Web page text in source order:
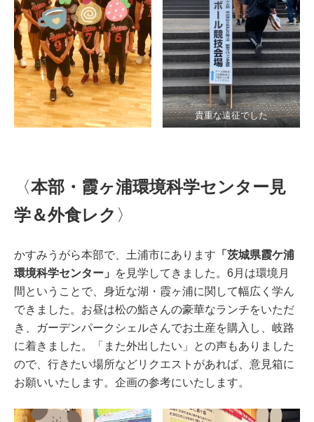
貴重な遠征でした
〈本部・霞ヶ浦環境科学センター見
学＆外食レク 〉
かすみうがら本部で、土浦市にあります 「茨城県霞ケ浦
環境科学センター」
を見学してきました。6月は環境月
間ということで、身近な湖・霞ヶ浦に関して幅広く学ん
できました。お昼は松の鮨さんの豪華なランチをいただ
き、ガーデンパークシェルさんでお土産を購入し、岐路
に着きました。「また外出したい」との声もありました
ので、行きたい場所などリクエストがあれば、意見箱に
お願いいたします。企画の参考にいたします。